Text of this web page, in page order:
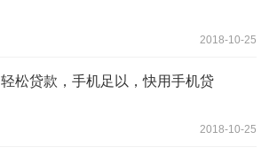
2018-10-25
轻松贷款，手机足以，快用手机贷
2018-10-25